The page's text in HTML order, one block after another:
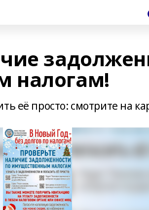
налогам!
её просто: смотрите на